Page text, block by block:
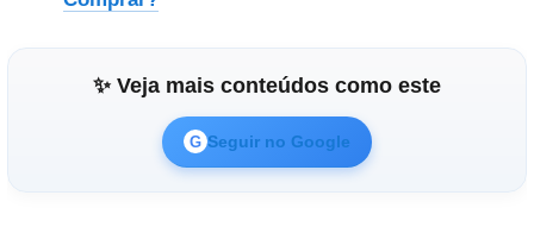
✨ Veja mais conteúdos como este
G Seguir no Google